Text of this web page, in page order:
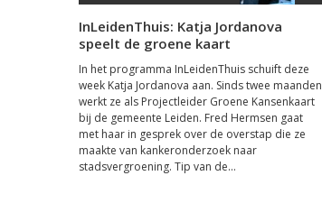
InLeidenThuis: Katja Jordanova
speelt de groene kaart
In het programma InLeidenThuis schuift deze
week Katja Jordanova aan. Sinds twee maanden
werkt ze als Projectleider Groene Kansenkaart
bij de gemeente Leiden. Fred Hermsen gaat
met haar in gesprek over de overstap die ze
maakte van kankeronderzoek naar
stadsvergroening. Tip van de...